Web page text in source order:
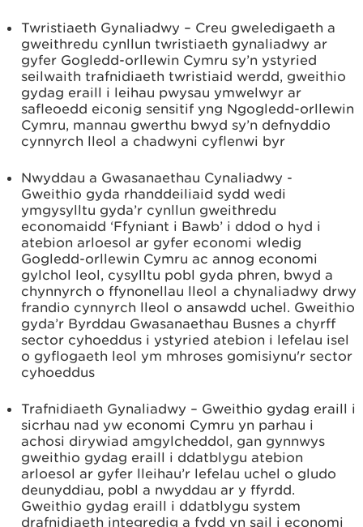
Twristiaeth Gynaliadwy – Creu gweledigaeth a
gweithredu cynllun twristiaeth gynaliadwy ar
gyfer Gogledd-orllewin Cymru sy’n ystyried
seilwaith trafnidiaeth twristiaid werdd, gweithio
gydag eraill i leihau pwysau ymwelwyr ar
safleoedd eiconig sensitif yng Ngogledd-orllewin
Cymru, mannau gwerthu bwyd sy’n defnyddio
cynnyrch lleol a chadwyni cyflenwi byr
Nwyddau a Gwasanaethau Cynaliadwy -
Gweithio gyda rhanddeiliaid sydd wedi
ymgysylltu gyda’r cynllun gweithredu
economaidd ‘Ffyniant i Bawb’ i ddod o hyd i
atebion arloesol ar gyfer economi wledig
Gogledd-orllewin Cymru ac annog economi
gylchol leol, cysylltu pobl gyda phren, bwyd a
chynnyrch o ffynonellau lleol a chynaliadwy drwy
frandio cynnyrch lleol o ansawdd uchel. Gweithio
gyda’r Byrddau Gwasanaethau Busnes a chyrff
sector cyhoeddus i ystyried atebion i lefelau isel
o gyflogaeth leol ym mhroses gomisiynu'r sector
cyhoeddus
Trafnidiaeth Gynaliadwy – Gweithio gydag eraill i
sicrhau nad yw economi Cymru yn parhau i
achosi dirywiad amgylcheddol, gan gynnwys
gweithio gydag eraill i ddatblygu atebion
arloesol ar gyfer lleihau’r lefelau uchel o gludo
deunyddiau, pobl a nwyddau ar y ffyrdd.
Gweithio gydag eraill i ddatblygu system
drafnidiaeth integredig a fydd yn sail i economi